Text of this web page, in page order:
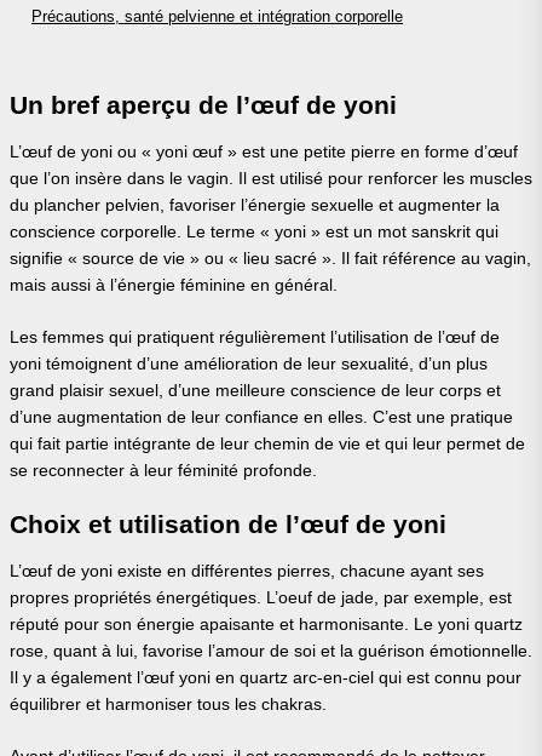
Précautions, santé pelvienne et intégration corporelle
Un bref aperçu de l’œuf de yoni
L’œuf de yoni ou « yoni œuf » est une petite pierre en forme d’œuf
que l’on insère dans le vagin. Il est utilisé pour renforcer les muscles
du plancher pelvien, favoriser l’énergie sexuelle et augmenter la
conscience corporelle. Le terme « yoni » est un mot sanskrit qui
signifie « source de vie » ou « lieu sacré ». Il fait référence au vagin,
mais aussi à l’énergie féminine en général.
Les femmes qui pratiquent régulièrement l’utilisation de l’œuf de
yoni témoignent d’une amélioration de leur sexualité, d’un plus
grand plaisir sexuel, d’une meilleure conscience de leur corps et
d’une augmentation de leur confiance en elles. C’est une pratique
qui fait partie intégrante de leur chemin de vie et qui leur permet de
se reconnecter à leur féminité profonde.
Choix et utilisation de l’œuf de yoni
L’œuf de yoni existe en différentes pierres, chacune ayant ses
propres propriétés énergétiques. L’oeuf de jade, par exemple, est
réputé pour son énergie apaisante et harmonisante. Le yoni quartz
rose, quant à lui, favorise l’amour de soi et la guérison émotionnelle.
Il y a également l’œuf yoni en quartz arc-en-ciel qui est connu pour
équilibrer et harmoniser tous les chakras.